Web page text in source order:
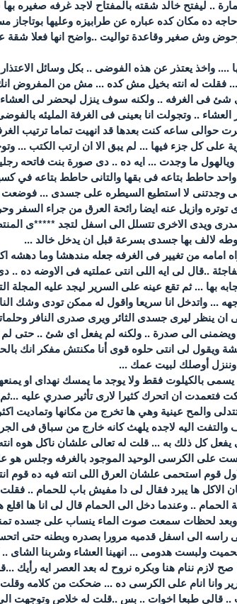
.. ليفتح خالد شقته بالمفتاح لاجد غرفه صغيره
ده مكان كده عباره عن طرابيزه وعليها بوتاجاز
وش صغير وقاعدة تواليت ..واضح انها فعلا
.... واخذ يعتذر عن هذه الفوضى .. بكل وسائل
فقلت له انته بخيل مش كده ... مش من المفروض
اى شئ فى الغرفه .. ولكنه سوف ينزل ليحضر لى
.. وتجولت انا بعينى فى الغرفة المليئه
حوالى ساعه كنت بعدها قد انهيت تماما ترتيب
اللمسات الاثوية على كل جزء فيها ... لم يبق الا ان ارتب
ما وجدت ... ايه ده .. دى صورة بنت فاتحه
بنت تانية .. ودى صورة 2 رجالة مع بنت واحد حاطط بتاعه فى بقها
وجدتنى لا استطيع السيطره على جسدى ...
وازيل عنه ايضا رائحة العرق من جراء
الاخرى تتسلل الى اسفل لتجد *****ى
لالف بها جسدى بسرعة قبل ان يدخل خالد ...
امامه من تغيير فى الغرفه جعله مندهشا وما دهشه
..قال لى ايه اللى انتى عملتيه فى الاوضه
ليزداد اعجابه بها ... ثم تقع عينه على السرير ليجد عليه
... واتدخل انا سريعا واقول له ممكن تودى وشك
ان ينظر ليرى جسدى الثائر ويرى صدرى النافر
ويضمنى الى صدرة .. ولكنه لم يفعل اى شئ .. حتى
ويقول لى انتى حلوه قوى أنا مكنتش مفكر انك
وننزل أوصلك لبيت عمك ...
بالكيلوت فقط ولا يوجد ما يمسك نهداى او
ان اتحرك كثيرا لارى تأثير صدري عليه ...ثم
والمح عينية وهي ها تخرج من مكانها وتماديت
اليه لاجده يلهث كانه خارج من سباق فى
كل ذلك به ... قلت له تعالى علشان ناكل هوه
على الكرسى الوحيد الموجود بالغرفه وجلس هو
قوم استحمى علشان العرق اللى انته فيه ده قوم
الاكل ها يبرد فقال لى دا مفيش باب للحمام ..
.. وعندما دخل الى الحمام قال لى انا ها اقلع
وبعد لحظات سمعت صوت الماء ينساب على جسده
الى اسفل قدميه مرورا بصدره وبطنه حتى
هدومى ... انهينا العشاء وشربنا الشاى ..
له أظن مش ها ينفع أروح لعمى الساعة 5 الصبح صح لازم ننام هنا وبكره نروح
انام على الكرسى ده ... ضحكت من كلامه وقلت
.. قالى طبعا اخوات .. بس ..قلت له خلاص وتوجهت